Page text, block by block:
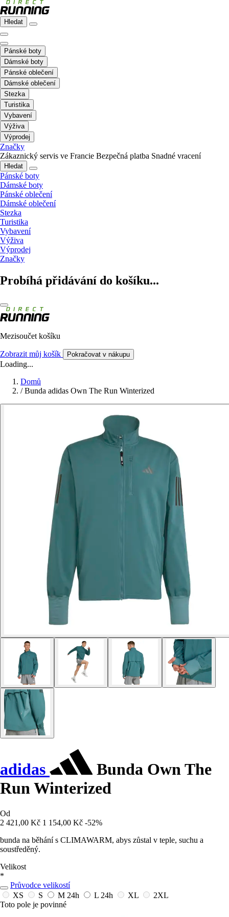
Hledat
Pánské boty
Dámské boty
Pánské oblečení
Dámské oblečení
Stezka
Turistika
Vybavení
Výživa
Výprodej
Značky
Zákaznický servis ve Francie Bezpečná platba Snadné vracení
Hledat
Pánské boty
Dámské boty
Pánské oblečení
Dámské oblečení
Stezka
Turistika
Vybavení
Výživa
Výprodej
Značky
Probíhá přidávání do košíku...
Mezisoučet košíku
Zobrazit můj košík Pokračovat v nákupu
Loading...
Domů
/ Bunda adidas Own The Run Winterized
adidas
Bunda Own The
Run Winterized
Od
2 421,00 Kč 1 154,00 Kč -52%
bunda na běhání s CLIMAWARM, abys zůstal v teple, suchu a
soustředěný.
Velikost
*
Průvodce velikostí
XS
S M 24h L 24h XL
2XL
Toto pole je povinné